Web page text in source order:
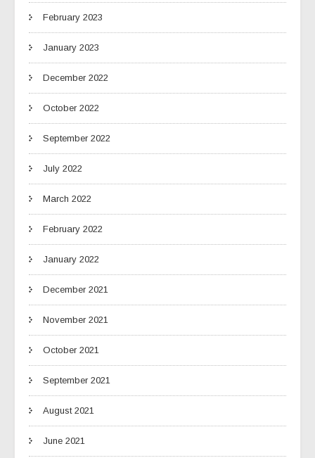
February 2023
January 2023
December 2022
October 2022
September 2022
July 2022
March 2022
February 2022
January 2022
December 2021
November 2021
October 2021
September 2021
August 2021
June 2021